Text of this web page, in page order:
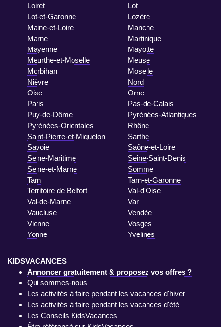
Loiret
Lot
Lot-et-Garonne
Lozère
Maine-et-Loire
Manche
Marne
Martinique
Mayenne
Mayotte
Meurthe-et-Moselle
Meuse
Morbihan
Moselle
Nièvre
Nord
Oise
Orne
Paris
Pas-de-Calais
Puy-de-Dôme
Pyrénées-Atlantiques
Pyrénées-Orientales
Rhône
Saint-Pierre-et-Miquelon
Sarthe
Savoie
Saône-et-Loire
Seine-Maritime
Seine-Saint-Denis
Seine-et-Marne
Somme
Tarn
Tarn-et-Garonne
Territoire de Belfort
Val-d'Oise
Val-de-Marne
Var
Vaucluse
Vendée
Vienne
Vosges
Yonne
Yvelines
KIDSVACANCES
Annoncer gratuitement & proposez vos offres ?
Qui sommes-nous
Les activités à faire pendant les vacances d'hiver
Les activités à faire pendant les vacances d'été
Les Conseils KidsVacances